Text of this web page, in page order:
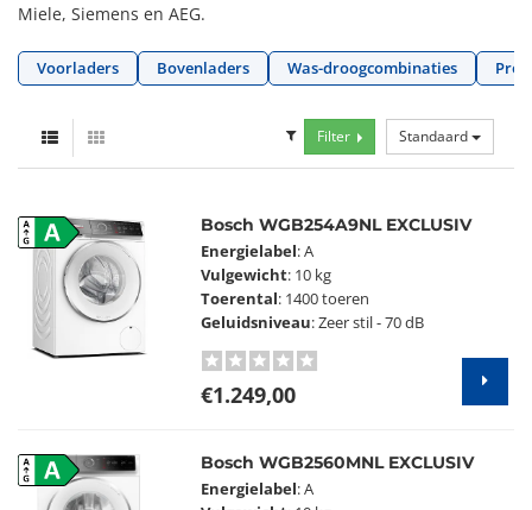
Miele, Siemens en AEG.
Voorladers Bovenladers Was-droogcombinaties
Filter Standaard
Bosch WGB254A9NL EXCLUSIV
Energielabel: A
Vulgewicht: 10 kg
Toerental: 1400 toeren
Geluidsniveau: Zeer stil - 70 dB
€1.249,00
Bosch WGB2560MNL EXCLUSIV
Energielabel: A